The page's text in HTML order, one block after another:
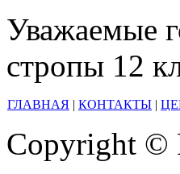
Уважаемые
стропы 12
ГЛАВНАЯ | КОНТАКТЫ |
Copyright ©